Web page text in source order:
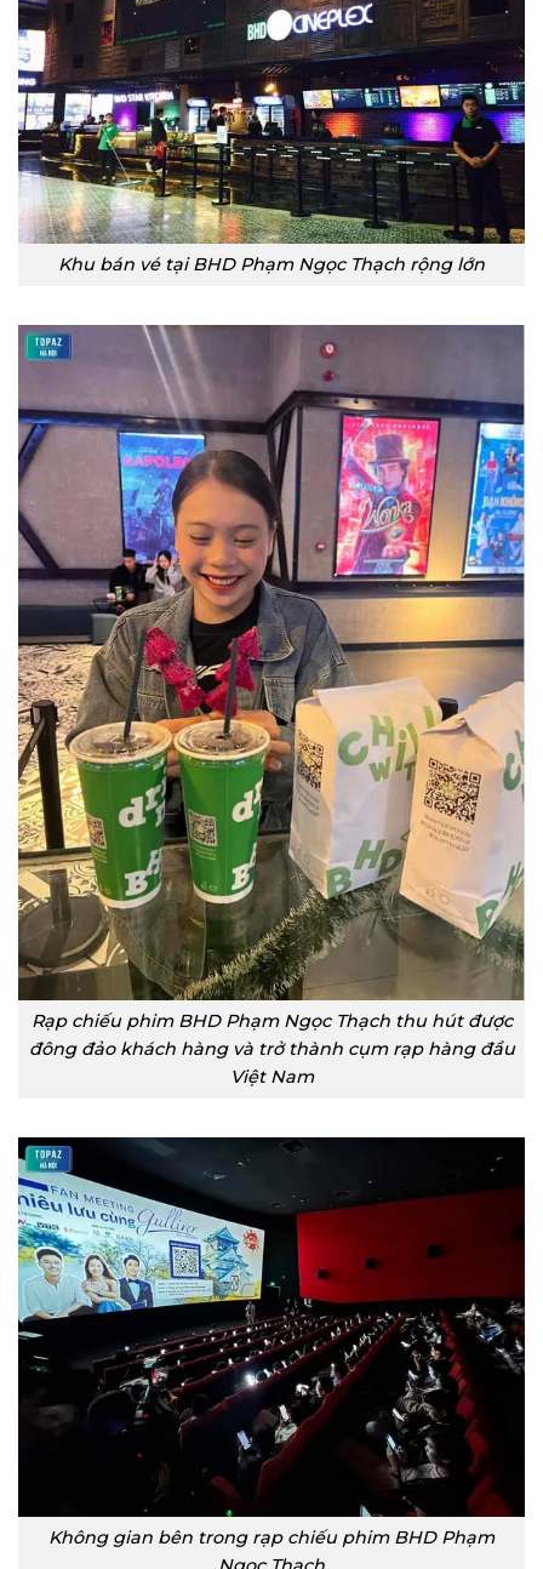
Khu bán vé tại BHD Phạm Ngọc Thạch rộng lớn
Rạp chiếu phim BHD Phạm Ngọc Thạch thu hút được
đông đảo khách hàng và trở thành cụm rạp hàng đầu
Việt Nam
Không gian bên trong rạp chiếu phim BHD Phạm